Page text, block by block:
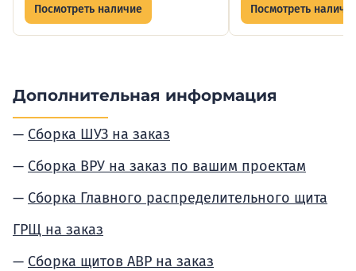
Посмотреть наличие Посмотреть
Дополнительная информация
Сборка ШУЗ на заказ
Сборка ВРУ на заказ по вашим проектам
Сборка Главного распределительного щита
ГРЩ на заказ
Сборка щитов АВР на заказ